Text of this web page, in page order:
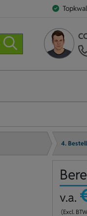
4.
v.a.
(Excl.